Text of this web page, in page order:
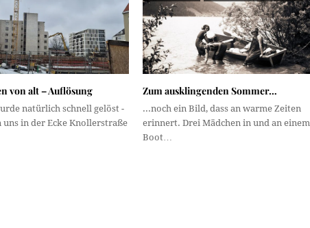
von alt – Auflösung
natürlich schnell gelöst -
in der Ecke Knollerstraße
Zum ausklingenden Sommer…
...noch ein Bild, dass an warme Zeiten
erinnert. Drei Mädchen in und an einem
Boot…